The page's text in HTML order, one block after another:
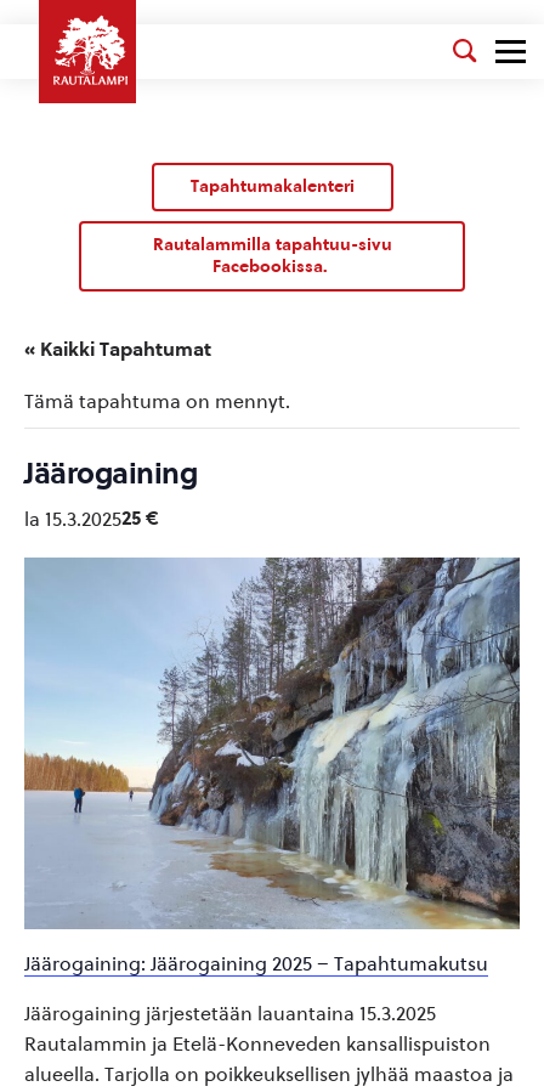
Tapahtumakalenteri
Rautalammilla tapahtuu-sivu
Facebookissa.
« Kaikki Tapahtumat
Tämä tapahtuma on mennyt.
Jäärogaining
la 15.3.202525 €
Jäärogaining: Jäärogaining 2025 – Tapahtumakutsu
Jäärogaining järjestetään lauantaina 15.3.2025
Rautalammin ja Etelä-Konneveden kansallispuiston
alueella. Tarjolla on poikkeuksellisen jylhää maastoa ja